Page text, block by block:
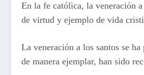
En la fe católica, la veneración
de virtud y ejemplo de vida
La veneración a los santos se
de manera ejemplar, han sido